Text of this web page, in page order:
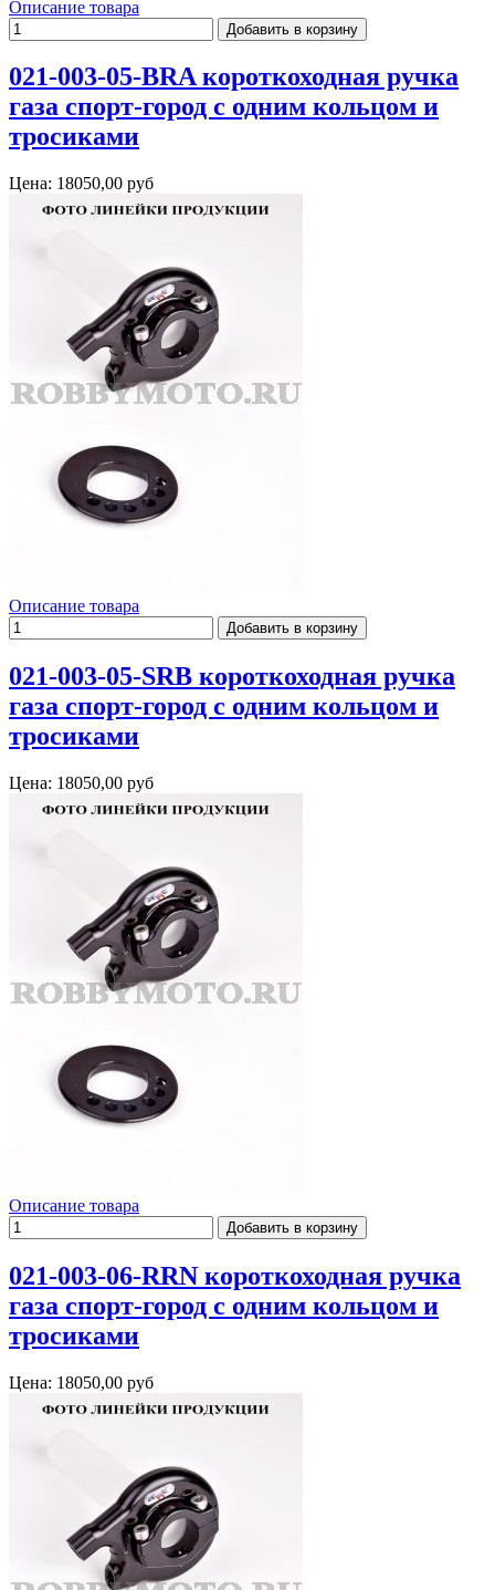
Описание товара
021-003-05-BRA короткоходная ручка
газа спорт-город с одним кольцом и
тросиками
Цена: 18050,00 руб
Описание товара
021-003-05-SRB короткоходная ручка
газа спорт-город с одним кольцом и
тросиками
Цена: 18050,00 руб
Описание товара
021-003-06-RRN короткоходная ручка
газа спорт-город с одним кольцом и
тросиками
Цена: 18050,00 руб